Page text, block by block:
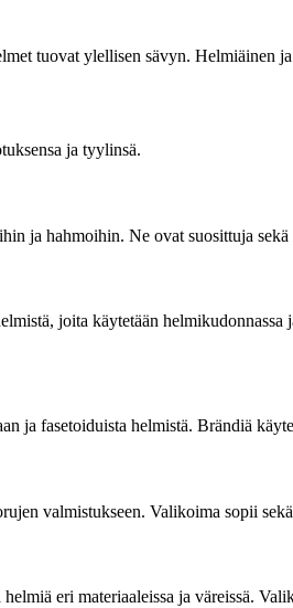
tuovat ylellisen sävyn. Helmiäinen
ja tyylinsä.
ja hahmoihin. Ne ovat suosittuja
joita käytetään
ja fasetoiduista helmistä. Brändiä
valmistukseen. Valikoima sopii
eri materiaaleissa ja väreissä.